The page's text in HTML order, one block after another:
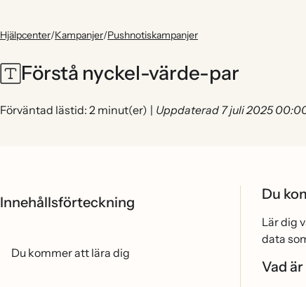
Hjälpcenter/Kampanjer/Pushnotiskampanjer
Förstå nyckel-värde-par
Förväntad lästid: 2 minut(er) | Uppdaterad 7 juli 2025
Innehållsförteckning
Du kommer att lära dig
Du
Lär dig
data
Vad